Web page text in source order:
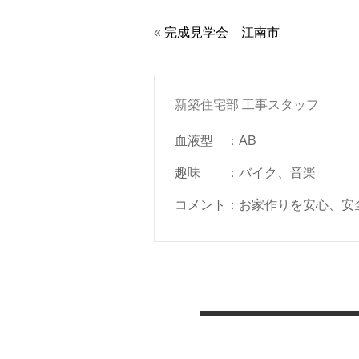
« 完成見学会 江南市
新築住宅部 工事スタッフ
血液型 ： AB
趣味 ： バイク、音楽
コメント ： お家作りを安心、安